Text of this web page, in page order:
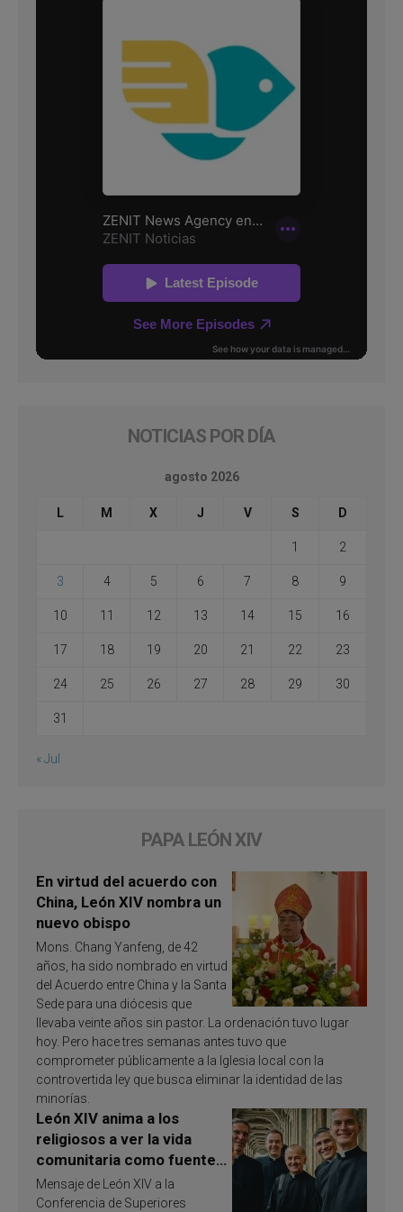
NOTICIAS POR DÍA
agosto 2026
L M X J V S D
1 2
3 4 5 6 7 8 9
10 11 12 13 14 15 16
17 18 19 20 21 22 23
24 25 26 27 28 29 30
31
« Jul
PAPA LEÓN XIV
En virtud del acuerdo con
China, León XIV nombra un
nuevo obispo
Mons. Chang Yanfeng, de 42
años, ha sido nombrado en virtud
del Acuerdo entre China y la Santa
Sede para una diócesis que
llevaba veinte años sin pastor. La ordenación tuvo lugar
hoy. Pero hace tres semanas antes tuvo que
comprometer públicamente a la Iglesia local con la
controvertida ley que busca eliminar la identidad de las
minorías.
León XIV anima a los
religiosos a ver la vida
comunitaria como fuente
de inspiración y
santificación
Mensaje de León XIV a la
Conferencia de Superiores